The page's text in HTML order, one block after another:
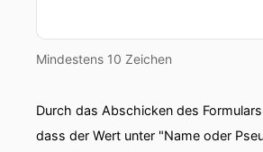
Mindestens 10 Zeichen
Durch das Abschicken des
dass der Wert unter "Name oder